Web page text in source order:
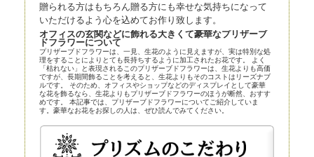
贈られる方はもちろん贈る方にも幸せな気持ちになって
いただけるよう心を込めてお作り致します。
オフィスの玄関などに飾れる大きくて豪華なプリザーブ
ドフラワーについて
プリザーブドフラワーは、一見、生花のように見えますが、実は特別な処
理をすることによりとても長持ちするように加工されたお花です。 よく
「枯れない」と表現されるこのプリザーブドフラワーは、生花よりも高価
ですが、長期間飾ることを考えると、生花よりもそのコストはリーズナブ
ルです。 そのため、オフィスやショップなどのディスプレイとして豪華
な花を飾るなら、生花よりもプリザーブドフラワーのほうが断然、おすす
めです。 本記事では、プリザーブドフラワーについてご紹介していま
す。豪華なお花をお探しの人は、ぜひ読んでみてください。
プリザーブドフラワーとほかの花の比較
プリザーブドフラワーは、近年、生花店の店頭にも並べられているので、
よく知らなくても目にしている人は多いかもしれません。まずはプリザー
ブドフラワーとほかの花とを比較してみましょう。